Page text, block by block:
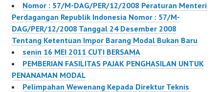
Nomor : 57/M-DAG/PER/12/2008 Peraturan Menteri
Perdagangan Republik Indonesia Nomor : 57/M-
DAG/PER/12/2008 Tanggal 24 Desember 2008
Tentang Ketentuan Impor Barang Modal Bukan Baru
senin 16 MEI 2011 CUTI BERSAMA
PEMBERIAN FASILITAS PAJAK PENGHASILAN UNTUK
PENANAMAN MODAL
Pelimpahan Wewenang Kepada Direktur Teknis